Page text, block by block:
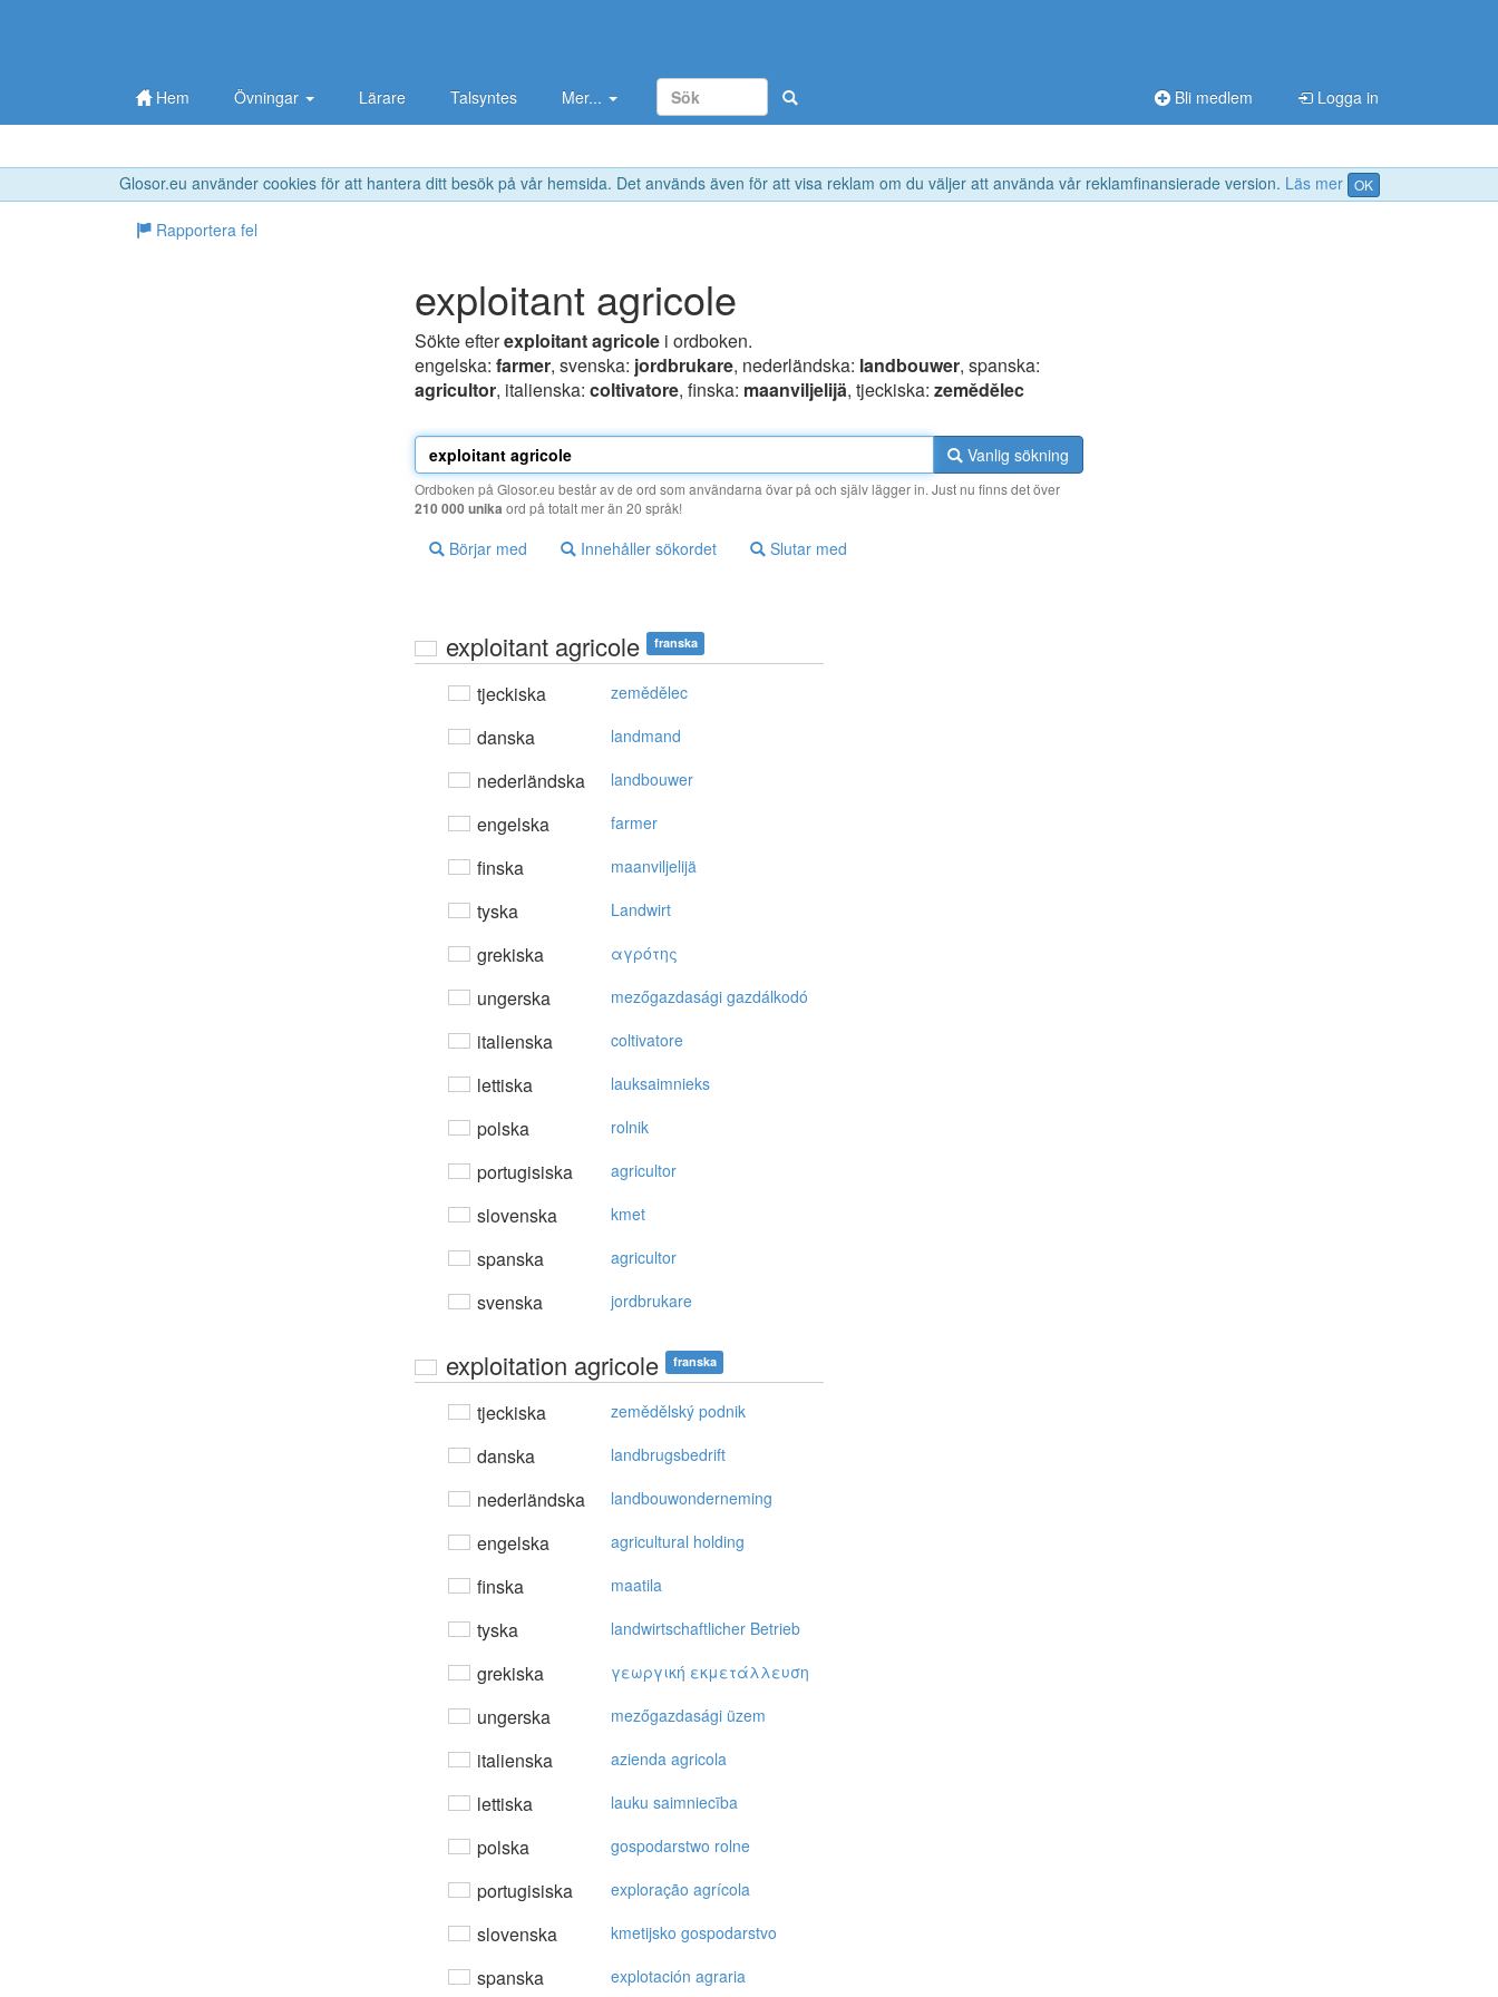
Glosor.eu använder cookies för att hantera ditt besök på vår hemsida. Det används även för att visa reklam om du väljer att använda vår reklamfinansierade version. Läs mer OK
Hem Övningar Lärare Talsyntes Mer... Bli medlem Logga in
Rapportera fel
exploitant agricole
Sökte efterexploitant agricole i ordboken.
engelska: farmer, svenska: jordbrukare, nederländska: landbouwer, spanska:
agricultor, italienska: coltivatore, finska: maanviljelijä, tjeckiska: zemědělec
Vanlig sökning
Ordboken på Glosor.eu består av de ord som användarna övar på och själv lägger in. Just nu finns det över
210 000 unika ord på totalt mer än 20 språk!
Börjar med Innehåller sökordet Slutar med
exploitant agricole franska
tjeckiska zemědělec
danska landmand
nederländska landbouwer
engelska farmer
finska maanviljelijä
tyska Landwirt
grekiska αγρότης
ungerska mezőgazdasági gazdálkodó
italienska coltivatore
lettiska lauksaimnieks
polska rolnik
portugisiska agricultor
slovenska kmet
spanska agricultor
svenska jordbrukare
exploitation agricole franska
tjeckiska zemědělský podnik
danska landbrugsbedrift
nederländska landbouwonderneming
engelska agricultural holding
finska maatila
tyska landwirtschaftlicher Betrieb
grekiska γεωργική εκμετάλλευση
ungerska mezőgazdasági üzem
italienska azienda agricola
lettiska lauku saimniecība
polska gospodarstwo rolne
portugisiska exploração agrícola
slovenska kmetijsko gospodarstvo
spanska explotación agraria